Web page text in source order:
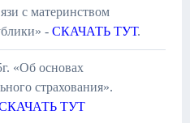
с материнством
- СКАЧАТЬ ТУТ.
«Об основах
страхования».
ТУТ